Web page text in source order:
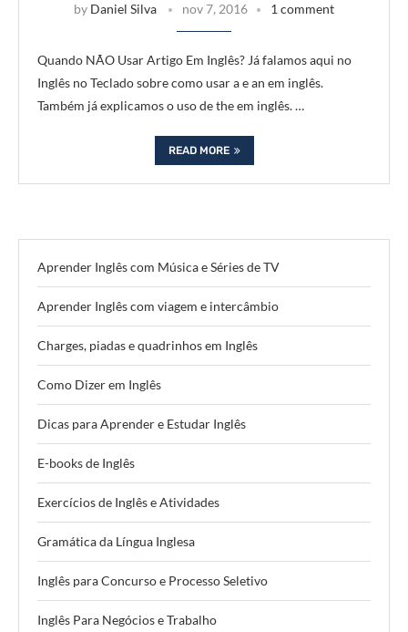
by Daniel Silva nov 7, 2016 1 comment
Quando NÃO Usar Artigo Em Inglês? Já falamos aqui no
Inglês no Teclado sobre como usar a e an em inglês.
Também já explicamos o uso de the em inglês. …
READ MORE
Aprender Inglês com Música e Séries de TV
Aprender Inglês com viagem e intercâmbio
Charges, piadas e quadrinhos em Inglês
Como Dizer em Inglês
Dicas para Aprender e Estudar Inglês
E-books de Inglês
Exercícios de Inglês e Atividades
Gramática da Língua Inglesa
Inglês para Concurso e Processo Seletivo
Inglês Para Negócios e Trabalho